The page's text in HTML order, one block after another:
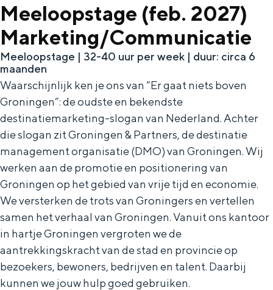
Toolkits
Wil jij ook laten zien dat er niets boven
Groningen gaat? Dat kan! We hebben
verschillende toolkits samengesteld waar
je zelf mee aan de slag kunt.
MERK GRONINGEN
Het verhaal van Groningen
Huisstijl
Toolkit Merk Groningen
Veelgestelde vragen
Meeloopstage (feb. 2027)
Marketing/Communicatie
Meeloopstage | 32-40 uur per week | duur: circa 6
maanden
Waarschijnlijk ken je ons van “Er gaat niets boven
Groningen”: de oudste en bekendste
destinatiemarketing-slogan van Nederland. Achter
die slogan zit Groningen & Partners, de destinatie
management organisatie (DMO) van Groningen. Wij
werken aan de promotie en positionering van
Groningen op het gebied van vrije tijd en economie.
We versterken de trots van Groningers en vertellen
samen het verhaal van Groningen. Vanuit ons kantoor
in hartje Groningen vergroten we de
aantrekkingskracht van de stad en provincie op
bezoekers, bewoners, bedrijven en talent. Daarbij
kunnen we jouw hulp goed gebruiken.